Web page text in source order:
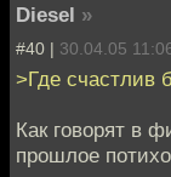
Diesel »
#40 | 30.04.05
>Где счастлив
Как говорят в
прошлое